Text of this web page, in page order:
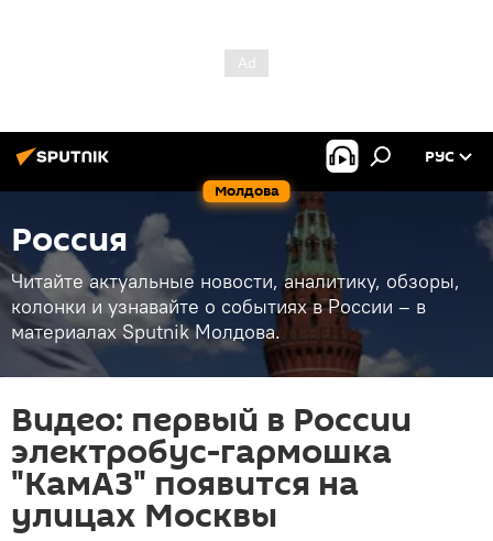
Молдова
РУС
Россия
Читайте актуальные новости, аналитику, обзоры,
колонки и узнавайте о событиях в России – в
материалах Sputnik Молдова.
Видео: первый в России
электробус-гармошка
"КамАЗ" появится на
улицах Москвы